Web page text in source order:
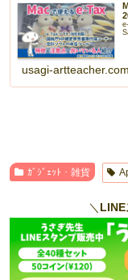
usagi-artteacher.com
ｶﾞｼﾞｪｯﾄ・雑貨
＼